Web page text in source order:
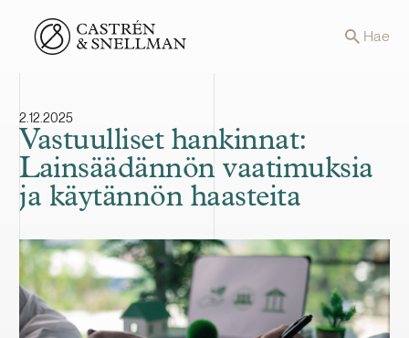
Front page Hae
2.12.2025
Vastuulliset hankinnat:
Lainsäädännön vaatimuksia
ja käytännön haasteita